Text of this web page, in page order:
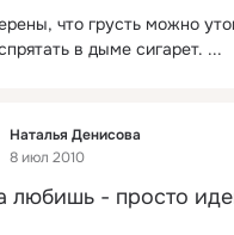
что грусть можно
в дыме сигарет. ...
Наталья Денисова
8 июл 2010
любишь - просто